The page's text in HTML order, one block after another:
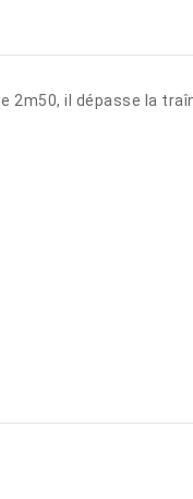
2m50, il dépasse la